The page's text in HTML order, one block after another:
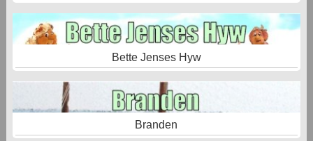
Bette Jenses Hyw
Branden